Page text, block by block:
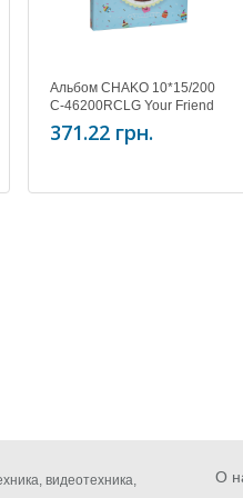
Альбом CHAKO 10*15/200
C-46200RCLG Your Friend
Blue
371.22 грн.
видеотехника,
О